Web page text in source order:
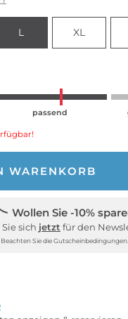
L XL
passend
WARENKORB
Wollen Sie -10%
sich jetzt für den
Beachten Sie die Gutscheinbedingungen.